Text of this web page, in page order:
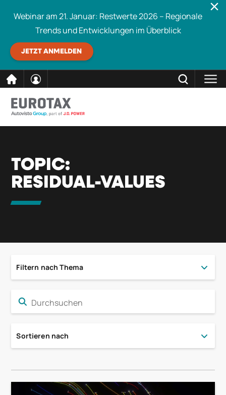
Inhalt
Webinar am 21. Januar: Restwerte 2026 – Regionale
Trends und Entwicklungen im Überblick
JETZT ANMELDEN
TOPIC:
RESIDUAL-VALUES
Filtern nach Thema
Sortieren nach